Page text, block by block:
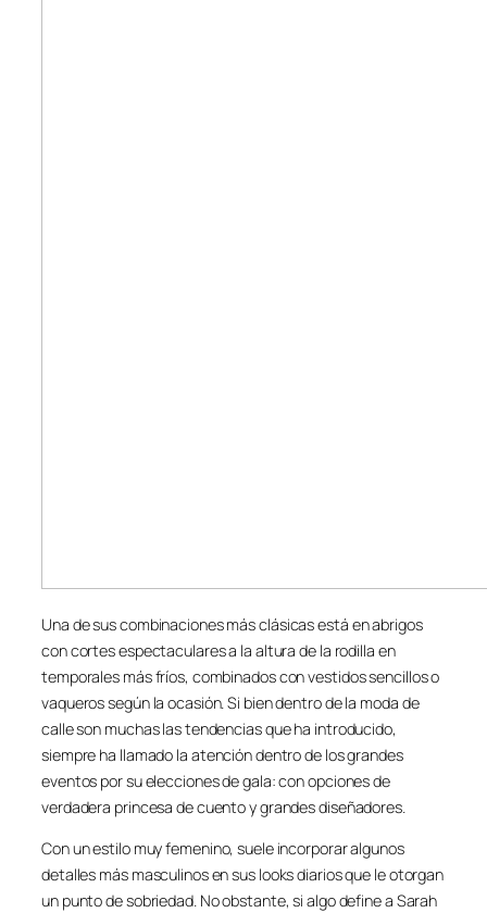
Una de sus combinaciones más clásicas está en abrigos
con cortes espectaculares a la altura de la rodilla en
temporales más fríos, combinados con vestidos sencillos o
vaqueros según la ocasión. Si bien dentro de la moda de
calle son muchas las tendencias que ha introducido,
siempre ha llamado la atención dentro de los grandes
eventos por su elecciones de gala: con opciones de
verdadera princesa de cuento y grandes diseñadores.
Con un estilo muy femenino, suele incorporar algunos
detalles más masculinos en sus looks diarios que le otorgan
un punto de sobriedad. No obstante, si algo define a Sarah